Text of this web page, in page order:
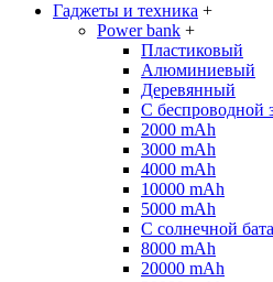
Гаджеты и техника +
Power bank +
Пластиковый
Алюминиевый
Деревянный
С беспроводной
2000 mAh
3000 mAh
4000 mAh
10000 mAh
5000 mAh
С солнечной
8000 mAh
20000 mAh